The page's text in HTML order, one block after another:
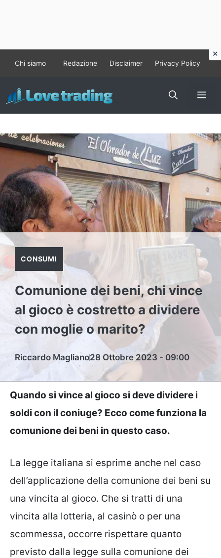
contenuto
Chi siamo Redazione Disclaimer Privacy Policy
CONSUMI
Comunione dei beni, chi vince
al gioco è costretto a dividere
con moglie o marito?
Riccardo Magliano28 Ottobre 2023 - 09:00
Quando si vince al gioco si deve dividere i
soldi con il coniuge? Ecco come funziona la
comunione dei beni in questo caso.
La legge italiana si esprime anche nel caso
dell’applicazione della comunione dei beni su
una vincita al gioco. Che si tratti di una
vincita alla lotteria, al casinò o per una
scommessa, occorre rispettare quanto
previsto dalla legge sulla comunione dei